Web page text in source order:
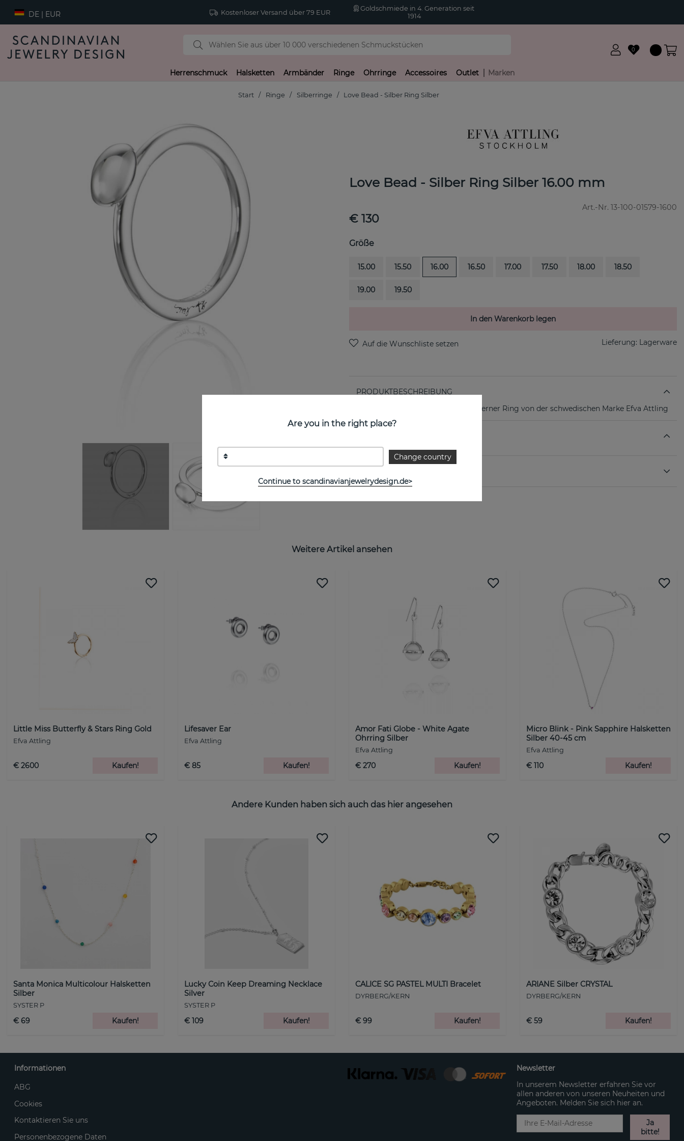
DE | EUR Kostenloser Versand über 79 EUR
Goldschmiede in 4. Generation seit
1914
0
Herrenschmuck Halsketten Armbänder Ringe Ohrringe Accessoires Outlet Marken
Start Ringe Silberringe Love Bead - Silber Ring Silber
Love Bead - Silber Ring Silber 16.00 mm
Art.-Nr. 13-100-01579-1600
€ 130
Größe
15.00 15.50 16.00 16.50 17.00 17.50 18.00 18.50
19.00 19.50
In den Warenkorb legen
Lieferung: Lagerware
PRODUKTBESCHREIBUNG
Love Bead-Silber ist ein sterlingsilberner Ring von der schwedischen Marke Efva Attling
Weitere Artikel ansehen
Little Miss Butterfly & Stars Ring Gold
Efva Attling
€ 2600 Kaufen!
Lifesaver Ear
Efva Attling
€ 85 Kaufen!
Amor Fati Globe - White Agate
Ohrring Silber
Efva Attling
€ 270 Kaufen!
Micro Blink - Pink Sapphire Halsketten
Silber 40-45 cm
Efva Attling
€ 110 Kaufen!
Andere Kunden haben sich auch das hier angesehen
Santa Monica Multicolour Halsketten
Silber
SYSTER P
€ 69 Kaufen!
Lucky Coin Keep Dreaming Necklace
Silver
SYSTER P
€ 109 Kaufen!
CALICE SG PASTEL MULTI Bracelet
DYRBERG/KERN
€ 99 Kaufen!
ARIANE Silber CRYSTAL
DYRBERG/KERN
€ 59 Kaufen!
Are you in the right place?
Change country
Continue to scandinavianjewelrydesign.de>
Informationen
ABG
Cookies
Kontaktieren Sie uns
Personenbezogene Daten
Newsletter
In unserem Newsletter erfahren Sie vor
allen anderen von unseren Neuheiten und
Angeboten. Melden Sie sich hier an.
Ja
bitte!